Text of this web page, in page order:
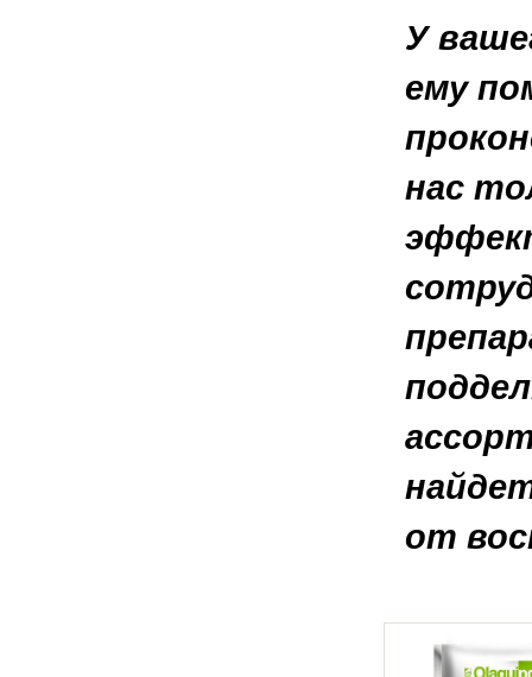
У
ему
нас
от